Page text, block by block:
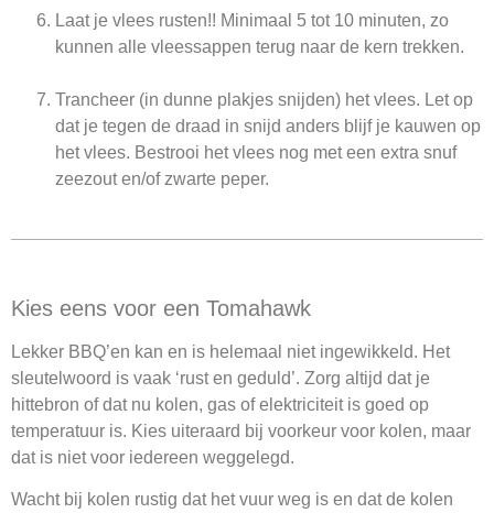
Laat je vlees rusten!! Minimaal 5 tot 10 minuten, zo
kunnen alle vleessappen terug naar de kern trekken.
Trancheer (in dunne plakjes snijden) het vlees. Let op
dat je tegen de draad in snijd anders blijf je kauwen op
het vlees. Bestrooi het vlees nog met een extra snuf
zeezout en/of zwarte peper.
Kies eens voor een Tomahawk
Lekker BBQ’en kan en is helemaal niet ingewikkeld. Het
sleutelwoord is vaak ‘rust en geduld’. Zorg altijd dat je
hittebron of dat nu kolen, gas of elektriciteit is goed op
temperatuur is. Kies uiteraard bij voorkeur voor kolen, maar
dat is niet voor iedereen weggelegd.
Wacht bij kolen rustig dat het vuur weg is en dat de kolen